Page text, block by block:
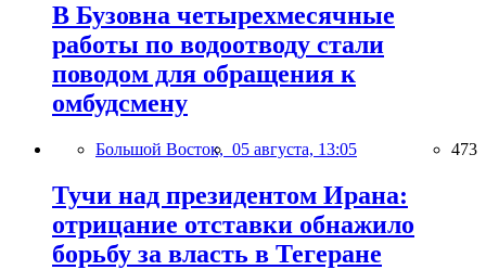
В Бузовна четырехмесячные
работы по водоотводу стали
поводом для обращения к
омбудсмену
Большой Восток, 05 августа, 13:05 473
Тучи над президентом Ирана:
отрицание отставки обнажило
борьбу за власть в Тегеране